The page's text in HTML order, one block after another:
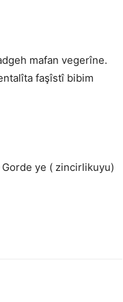
mafan vegerîne.
faşîstî bibim
ye ( zincirlikuyu)